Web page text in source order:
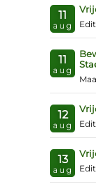
11
aug
11
aug
12
aug
13
aug